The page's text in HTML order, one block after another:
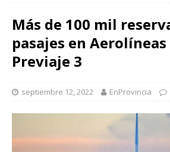
Más de 100 mil
pasajes en
Previaje 3
septiembre 12, 2022 EnProvincia